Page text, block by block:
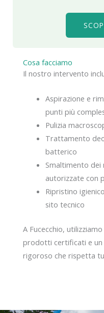
Cosa facciamo
Il nostro intervento
Aspirazione e
punti più
Pulizia
Trattamento
batterico
Smaltimento
autorizzate con
Ripristino
sito tecnico
A Fucecchio,
prodotti certificati e
rigoroso che rispetta